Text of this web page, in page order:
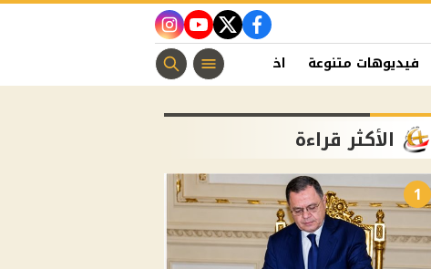
facebook
twitter
youtube
instagram
فيديوهات متنوعة اخبار الفن منوعات مسيحية
الأكثر قراءة
1